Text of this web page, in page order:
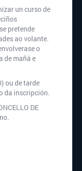
un curso de
pretende
ao volante.
o
de mañá e
ou de tarde
da inscripción.
DE